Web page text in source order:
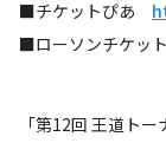
■チケットぴあ
■ローソンチケッ
「第12回 王道トー